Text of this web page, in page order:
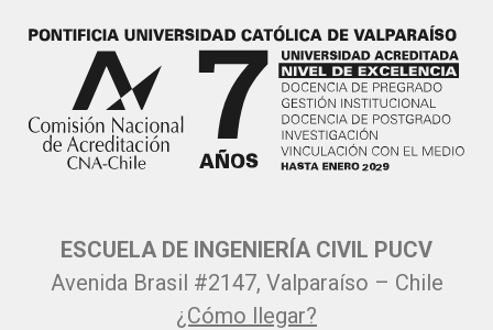
ESCUELA DE INGENIERÍA CIVIL PUCV
Avenida Brasil #2147, Valparaíso – Chile
¿Cómo llegar?